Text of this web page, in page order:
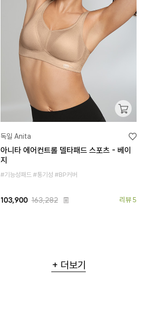
독일 Anita
아니타 에어컨트롤 델타패드 스포츠 - 베이
지
#기능성패드 #통기성 #BP커버
103,900 163,282 리뷰 5
+ 더보기